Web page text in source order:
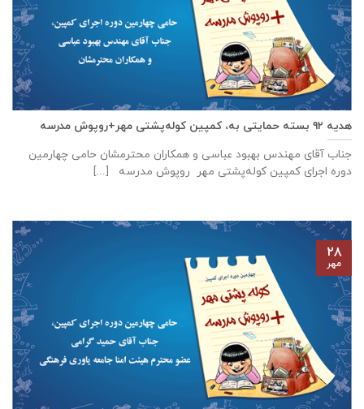
هدیه ۹۲ بسته حمایتی به، کمپین کوله‌پشتی مهر+روپوش مدرسه
جناب آقای مهندس بهبود عباسی و همکاران محترمشان حامی چهارمین
دوره اجرای کمپین کوله‌پشتی مهر روپوش مدرسه [...]
۲۸
مهر